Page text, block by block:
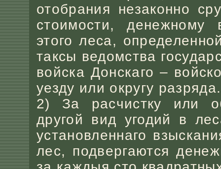
отобрания незаконно
стоимости, денежному
этого леса,
таксы ведомства
войска Донскаго –
уезду или округу разряда.
2) За расчистку или
другой вид угодий в
установленнаго
лес, подвергаются